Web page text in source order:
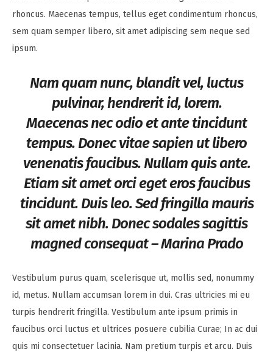
rhoncus. Maecenas tempus, tellus eget condimentum rhoncus,
sem quam semper libero, sit amet adipiscing sem neque sed
ipsum.
Nam quam nunc, blandit vel, luctus
pulvinar, hendrerit id, lorem.
Maecenas nec odio et ante tincidunt
tempus. Donec vitae sapien ut libero
venenatis faucibus. Nullam quis ante.
Etiam sit amet orci eget eros faucibus
tincidunt. Duis leo. Sed fringilla mauris
sit amet nibh. Donec sodales sagittis
magned consequat – Marina Prado
Vestibulum purus quam, scelerisque ut, mollis sed, nonummy
id, metus. Nullam accumsan lorem in dui. Cras ultricies mi eu
turpis hendrerit fringilla. Vestibulum ante ipsum primis in
faucibus orci luctus et ultrices posuere cubilia Curae; In ac dui
quis mi consectetuer lacinia. Nam pretium turpis et arcu. Duis